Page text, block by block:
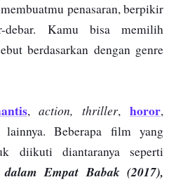
penasaran, berpikir
debar. Kamu bisa memilih
berdasarkan dengan genre
,action, thriller,horor,
Beberapa film yang
diikuti diantaranya seperti
Empat Babak (2017),